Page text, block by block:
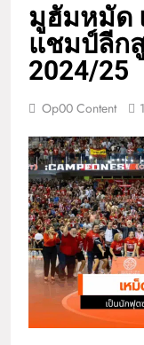
มูฮัมหมัด
แชมป์ลีก
2024/25
Op00 Content